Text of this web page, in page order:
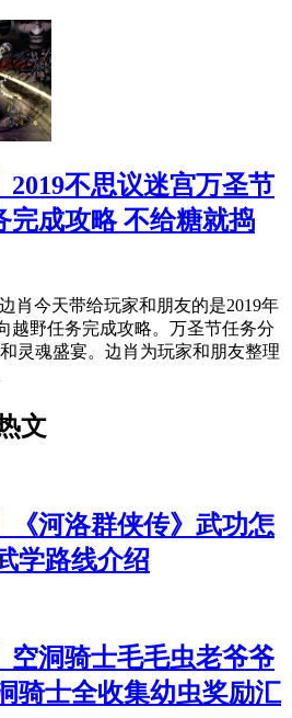
2019不思议迷宫万圣节
完成攻略 不给糖就捣
肖今天带给玩家和朋友的是2019年
越野任务完成攻略。万圣节任务分
灵魂盛宴。边肖为玩家和朋友整理
文
《河洛群侠传》武功怎
学路线介绍
空洞骑士毛毛虫老爷爷
骑士全收集幼虫奖励汇